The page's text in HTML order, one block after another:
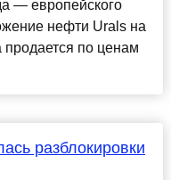
— европейского
нефти Urals на
по ценам
разблокировки